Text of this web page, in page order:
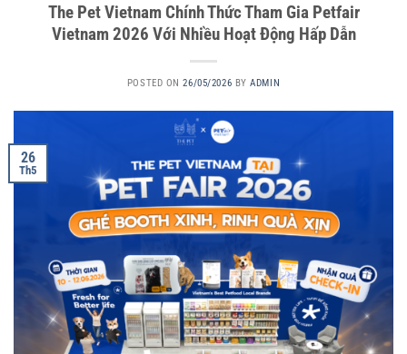
The Pet Vietnam Chính Thức Tham Gia Petfair
Vietnam 2026 Với Nhiều Hoạt Động Hấp Dẫn
POSTED ON26/05/2026 BYADMIN
26
Th5